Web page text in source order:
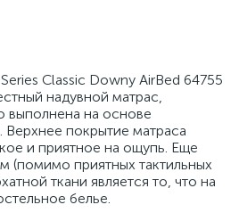
Classic Downy AirBed 64755
надувной матрас,
выполнена на основе
Верхнее покрытие матраса
и приятное на ощупь. Еще
(помимо приятных тактильных
ткани является то, что на
белье.